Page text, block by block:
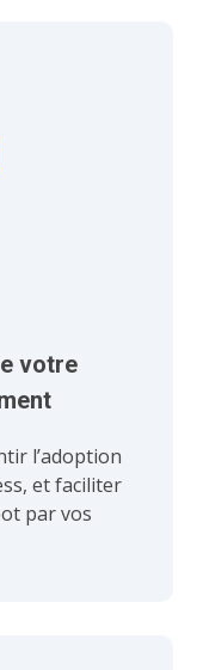
votre
l’adoption
et faciliter
par vos